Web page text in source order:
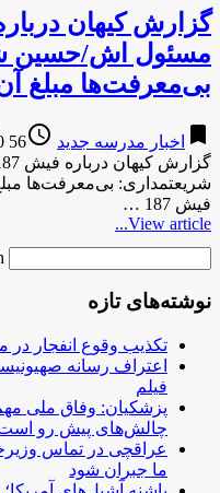
مسئول اش/حسین
بی‌معرفت‌ها مبلغ
bookmark اخبار مدرسه جدید access_time
56 years ago
شریعتمداری: بی‌معرفت‌ها
فیش 187 …
View article...
نوشته‌های تازه
تکذیب وقوع انفجار در
اعتراف رسانه
فیلم
پزشکیان: وفاق ملی
چالش‌های پیش رو
عراقچی در تماس
ما جبران شود